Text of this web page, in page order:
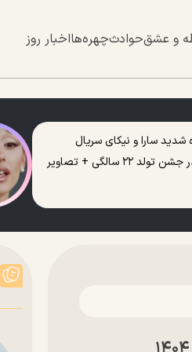
و عشقحوادثچهره‌هااخبار روز
شدید سارا و نیکای سریال
۲۲ سالگی + تصاویر